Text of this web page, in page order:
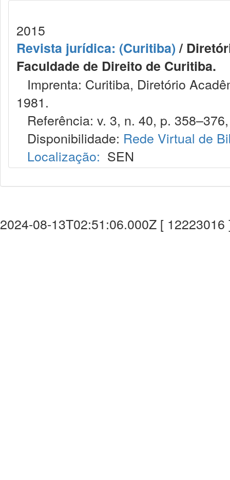
2015
Revista jurídica: (Curitiba)/
Faculdade de Direito de Curitiba.
Imprenta: Curitiba, Diretório
1981.
Referência: v. 3, n. 40, p.
Disponibilidade: Rede Virtual de
Localização: SEN
2024-08-13T02:51:06.000Z [ 12223016